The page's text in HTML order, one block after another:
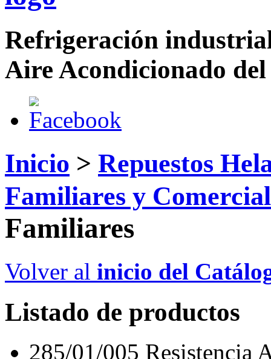
Refrigeración
Aire Acondicionado
Inicio > Repuestos
Familiares y
Familiares
Volver al inicio del
Listado de productos
285/01/005 Resistencia